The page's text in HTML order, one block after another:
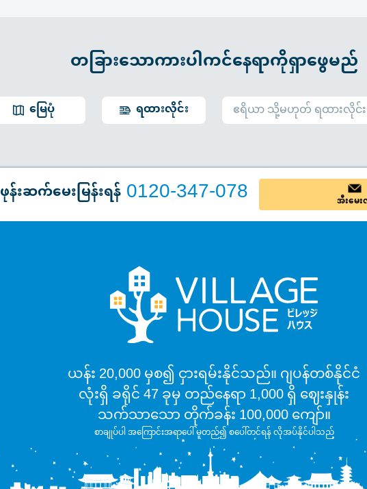
တခြားသောကားပါကင်နေရာကိုရှာဖွေမည်
မြေပုံ ရထားလိုင်း
ဖုန်းဆက်မေးမြန်းရန် 0120-347-078 အီးမေ
ယန်း 20,000 မှစ၍ ငှားရမ်းနိုင်သည်။ ဂျပန်တစ်နိုင်ငံ
လုံးရှိ ခရိုင် 47 ခုမှ တည်နေရာ 1,000 ရှိ ဈေးနှုန်း
သက်သာသော တိုက်ခန်း 100,000 ကျော်။
စာချုပ်ပါ အကြောင်းအရာပေါ် မူတည်၍ စပေါ်တင်ရန် လိုအပ်နိုင်ပါသည်